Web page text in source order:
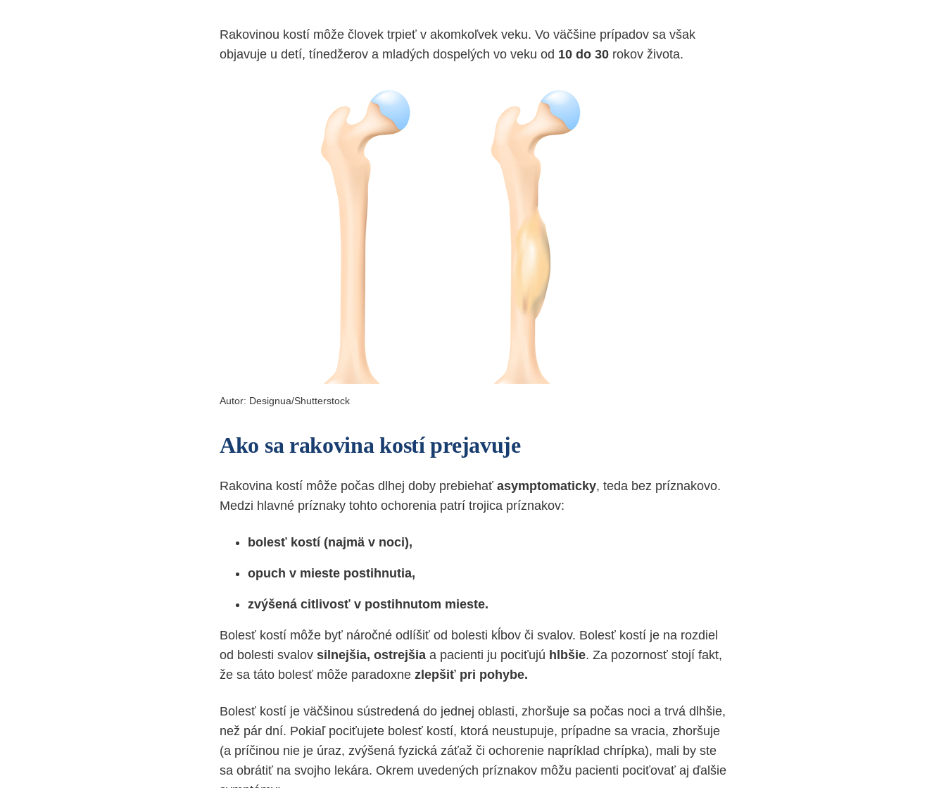
Rakovinou kostí môže človek trpieť v akomkoľvek veku. Vo väčšine prípadov sa však
objavuje u detí, tínedžerov a mladých dospelých vo veku od 10 do 30 rokov života.
Autor: Designua/Shutterstock
Ako sa rakovina kostí prejavuje
Rakovina kostí môže počas dlhej doby prebiehať asymptomaticky, teda bez príznakovo.
Medzi hlavné príznaky tohto ochorenia patrí trojica príznakov:
bolesť kostí (najmä v noci),
opuch v mieste postihnutia,
zvýšená citlivosť v postihnutom mieste.
Bolesť kostí môže byť náročné odlíšiť od bolesti kĺbov či svalov. Bolesť kostí je na rozdiel
od bolesti svalov silnejšia, ostrejšia a pacienti ju pociťujú hlbšie. Za pozornosť stojí fakt,
že sa táto bolesť môže paradoxne zlepšiť pri pohybe.
Bolesť kostí je väčšinou sústredená do jednej oblasti, zhoršuje sa počas noci a trvá dlhšie,
než pár dní. Pokiaľ pociťujete bolesť kostí, ktorá neustupuje, prípadne sa vracia, zhoršuje
(a príčinou nie je úraz, zvýšená fyzická záťaž či ochorenie napríklad chrípka), mali by ste
sa obrátiť na svojho lekára. Okrem uvedených príznakov môžu pacienti pociťovať aj ďalšie